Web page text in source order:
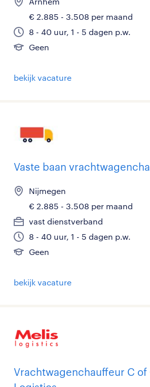
€ 2.885 - 3.508 per maand
8 - 40 uur, 1 - 5 dagen p.w.
Geen
bekijk vacature
Vaste baan
Nijmegen
€ 2.885 - 3.508 per maand
vast dienstverband
8 - 40 uur, 1 - 5 dagen p.w.
Geen
bekijk vacature
Vrachtwagenchauffeur C of